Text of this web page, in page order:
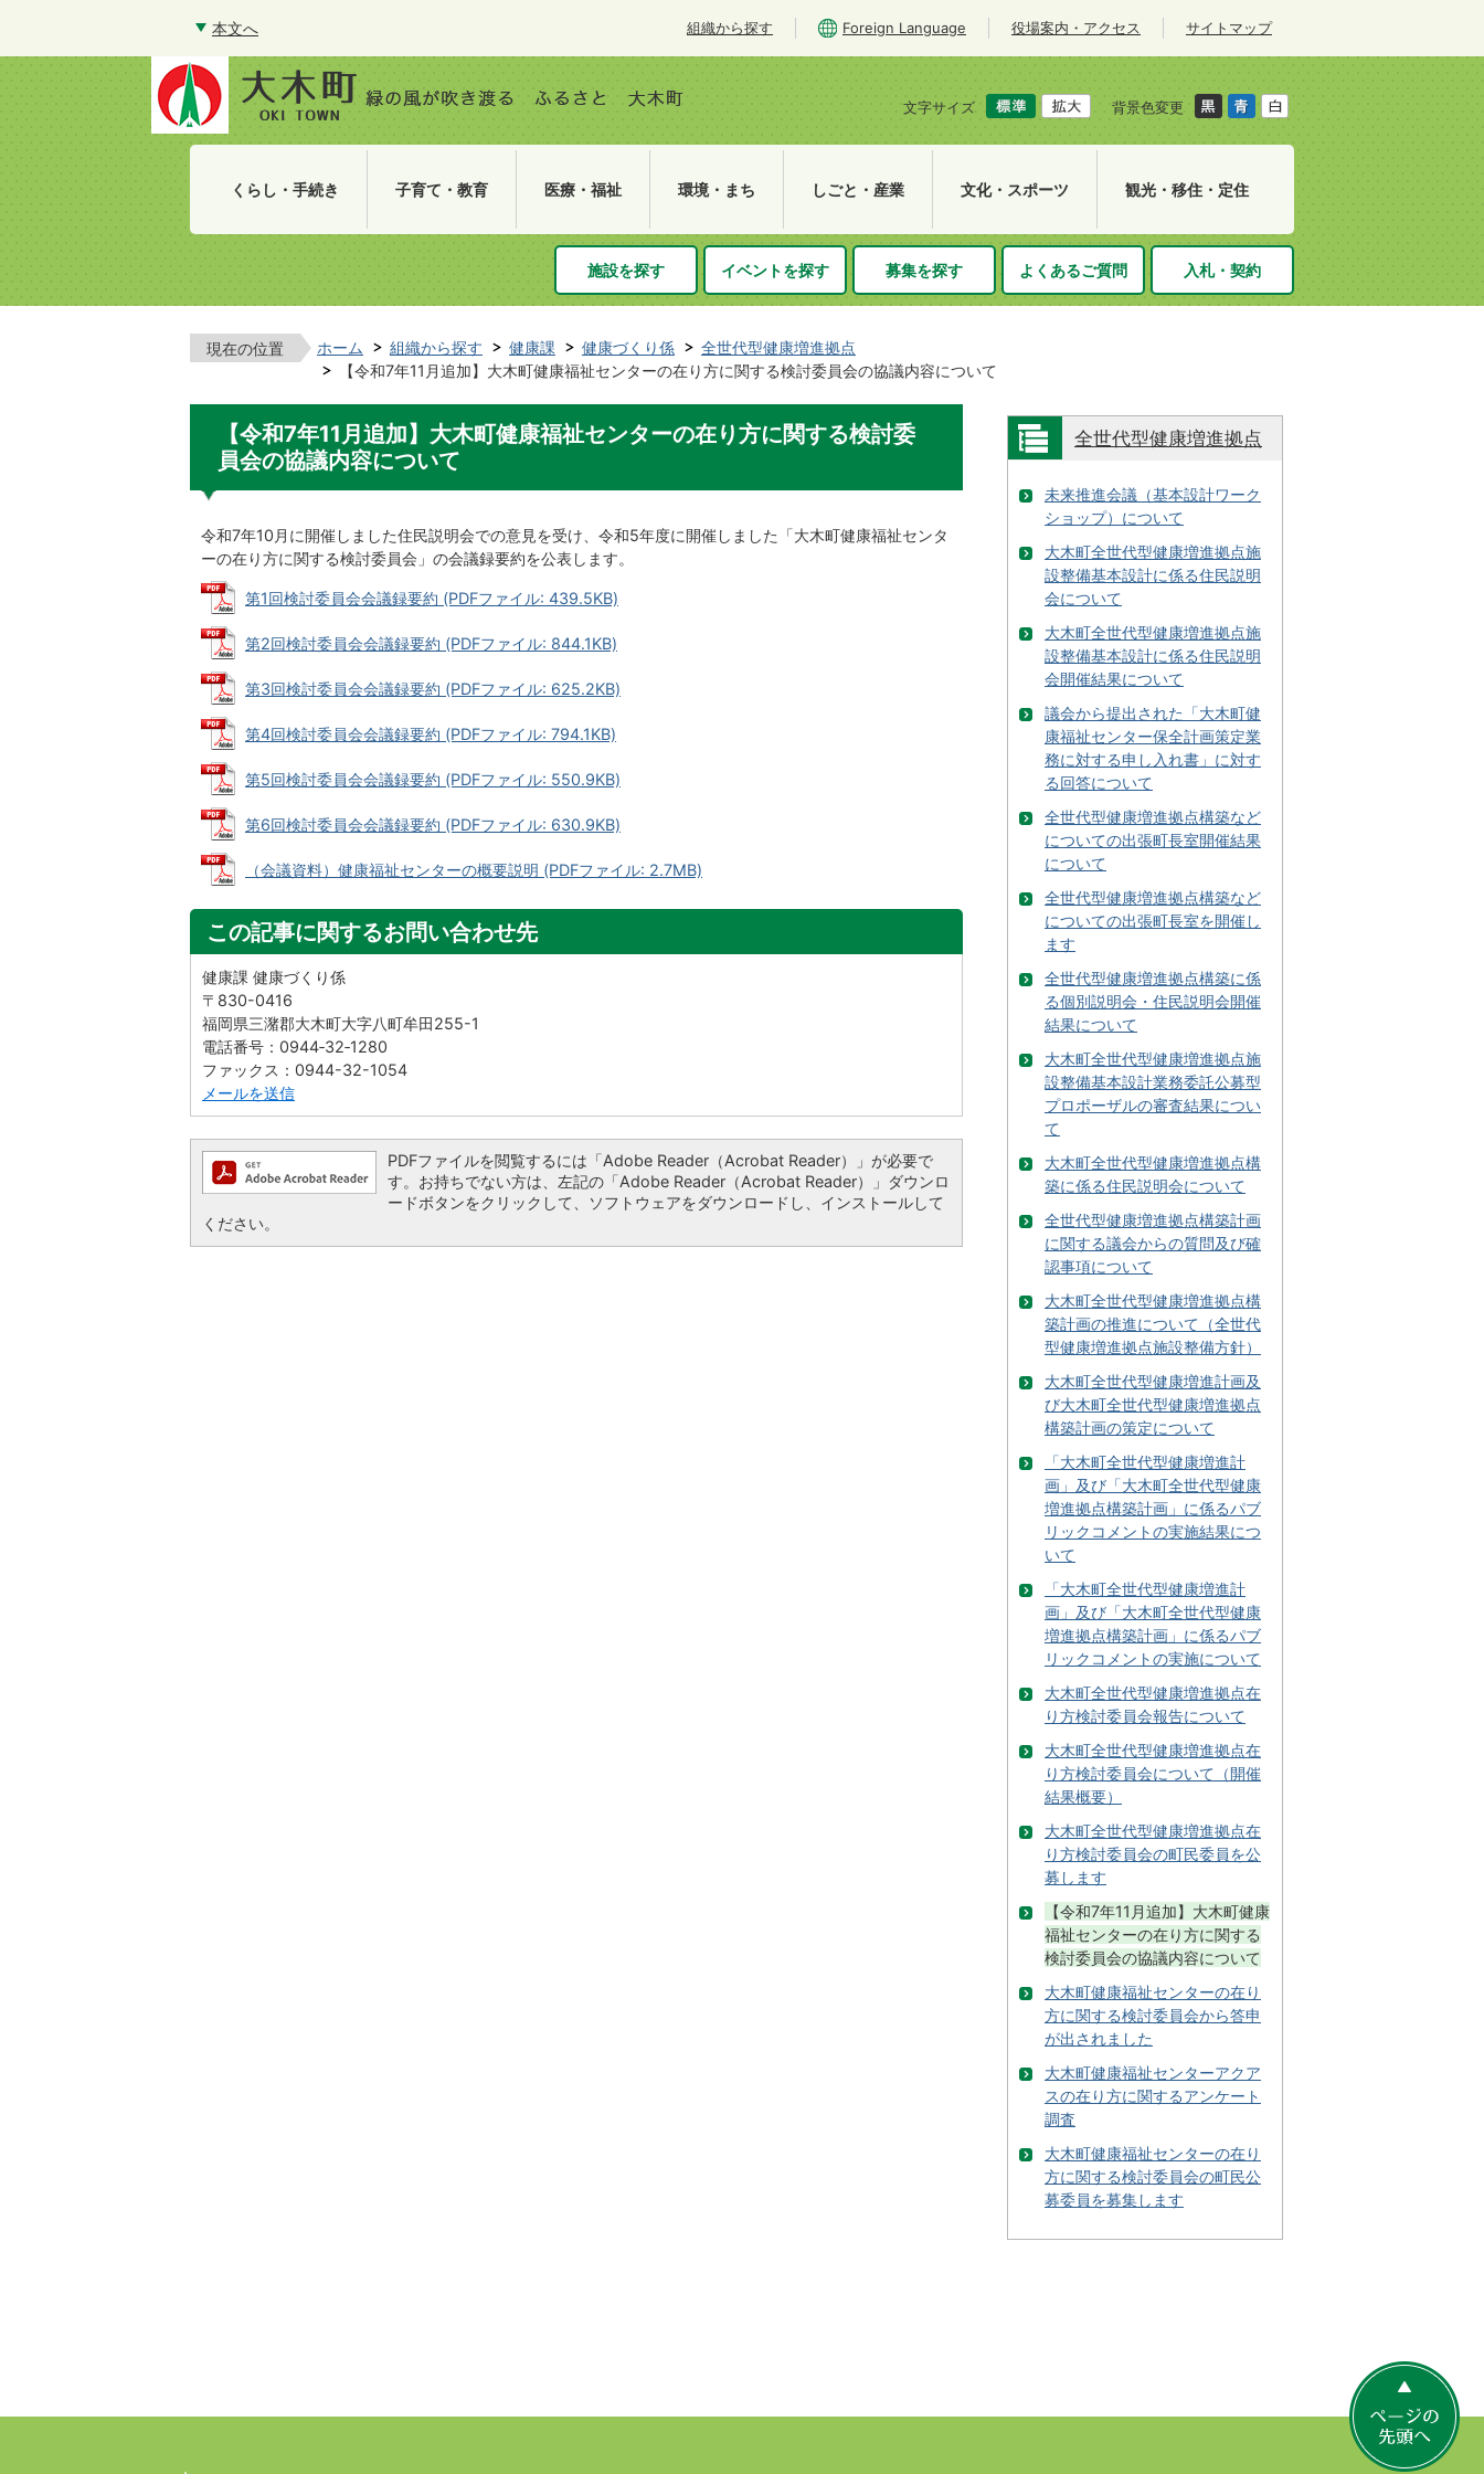
本文へ 組織から探す Foreign Language 役場案内・アクセス サイトマップ
文字サイズ 背景色変更
くらし・手続き 子育て・教育 医療・福祉 環境・まち しごと・産業 文化・スポーツ 観光・移住・定住
施設を探す イベントを探す 募集を探す よくあるご質問 入札・契約
現在の位置 ホーム 組織から探す 健康課 健康づくり係
全世代型健康増進拠点
【令和7年11月追加】大木町健康福祉センターの在り方に関する検討委員会の協議内容について
【令和7年11月追加】大木町健康福祉センターの在り方に関する検討委
員会の協議内容について
令和7年10月に開催しました住民説明会での意見を受け、令和5年度に開催しました「大木町健康福祉センタ
ーの在り方に関する検討委員会」の会議録要約を公表します。
第1回検討委員会会議録要約 (PDFファイル: 439.5KB)
第2回検討委員会会議録要約 (PDFファイル: 844.1KB)
第3回検討委員会会議録要約 (PDFファイル: 625.2KB)
第4回検討委員会会議録要約 (PDFファイル: 794.1KB)
第5回検討委員会会議録要約 (PDFファイル: 550.9KB)
第6回検討委員会会議録要約 (PDFファイル: 630.9KB)
（会議資料）健康福祉センターの概要説明 (PDFファイル: 2.7MB)
この記事に関するお問い合わせ先
健康課 健康づくり係
〒830-0416
福岡県三潴郡大木町大字八町牟田255-1
電話番号：0944‐32‐1280
ファックス：0944-32-1054
メールを送信
PDFファイルを閲覧するには「Adobe Reader（Acrobat Reader）」が必要で
す。お持ちでない方は、左記の「Adobe Reader（Acrobat Reader）」ダウンロ
ードボタンをクリックして、ソフトウェアをダウンロードし、インストールして
ください。
全世代型健康増進拠点
未来推進会議（基本設計ワーク
ショップ）について
大木町全世代型健康増進拠点施
設整備基本設計に係る住民説明
会について
大木町全世代型健康増進拠点施
設整備基本設計に係る住民説明
会開催結果について
議会から提出された「大木町健
康福祉センター保全計画策定業
務に対する申し入れ書」に対す
る回答について
全世代型健康増進拠点構築など
についての出張町長室開催結果
について
全世代型健康増進拠点構築など
についての出張町長室を開催し
ます
全世代型健康増進拠点構築に係
る個別説明会・住民説明会開催
結果について
大木町全世代型健康増進拠点施
設整備基本設計業務委託公募型
プロポーザルの審査結果につい
て
大木町全世代型健康増進拠点構
築に係る住民説明会について
全世代型健康増進拠点構築計画
に関する議会からの質問及び確
認事項について
大木町全世代型健康増進拠点構
築計画の推進について（全世代
型健康増進拠点施設整備方針）
大木町全世代型健康増進計画及
び大木町全世代型健康増進拠点
構築計画の策定について
「大木町全世代型健康増進計
画」及び「大木町全世代型健康
増進拠点構築計画」に係るパブ
リックコメントの実施結果につ
いて
「大木町全世代型健康増進計
画」及び「大木町全世代型健康
増進拠点構築計画」に係るパブ
リックコメントの実施について
大木町全世代型健康増進拠点在
り方検討委員会報告について
大木町全世代型健康増進拠点在
り方検討委員会について（開催
結果概要）
大木町全世代型健康増進拠点在
り方検討委員会の町民委員を公
募します
【令和7年11月追加】大木町健康
福祉センターの在り方に関する
検討委員会の協議内容について
大木町健康福祉センターの在り
方に関する検討委員会から答申
が出されました
大木町健康福祉センターアクア
スの在り方に関するアンケート
調査
大木町健康福祉センターの在り
方に関する検討委員会の町民公
募委員を募集します
ー
ジ
の